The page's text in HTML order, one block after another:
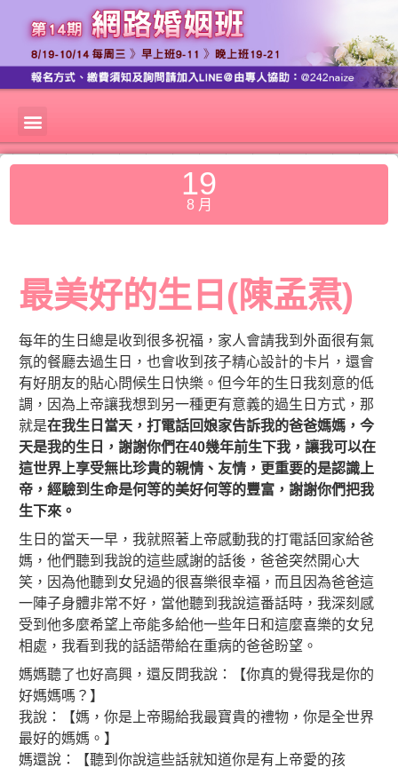
19
8 月
最美好的生日(陳孟焄)
每年的生日總是收到很多祝福，家人會請我到外面很有氣
氛的餐廳去過生日，也會收到孩子精心設計的卡片，還會
有好朋友的貼心問候生日快樂。但今年的生日我刻意的低
調，因為上帝讓我想到另一種更有意義的過生日方式，那
就是在我生日當天，打電話回娘家告訴我的爸爸媽媽，今
天是我的生日，謝謝你們在40幾年前生下我，讓我可以在
這世界上享受無比珍貴的親情、友情，更重要的是認識上
帝，經驗到生命是何等的美好何等的豐富，謝謝你們把我
生下來。
生日的當天一早，我就照著上帝感動我的打電話回家給爸
媽，他們聽到我說的這些感謝的話後，爸爸突然開心大
笑，因為他聽到女兒過的很喜樂很幸福，而且因為爸爸這
一陣子身體非常不好，當他聽到我說這番話時，我深刻感
受到他多麼希望上帝能多給他一些年日和這麼喜樂的女兒
相處，我看到我的話語帶給在重病的爸爸盼望。
媽媽聽了也好高興，還反問我說：【你真的覺得我是你的
好媽媽嗎？】
我說：【媽，你是上帝賜給我最寶貴的禮物，你是全世界
最好的媽媽。】
媽還說：【聽到你說這些話就知道你是有上帝愛的孩